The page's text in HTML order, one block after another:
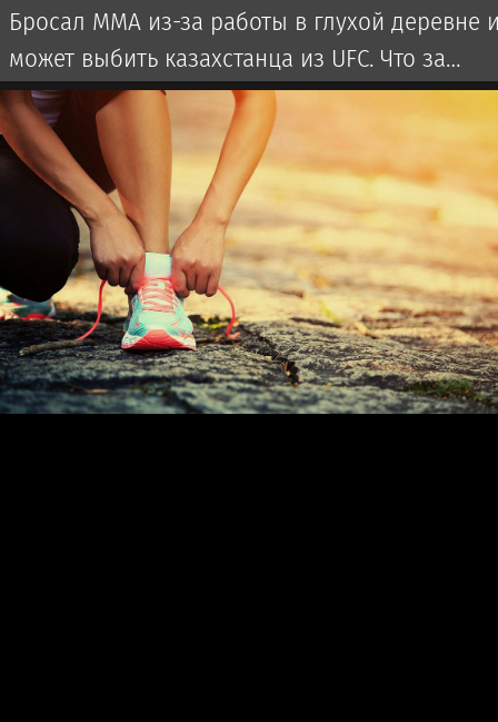
Бросал ММА из-за работы в глухой деревне
может выбить казахстанца из UFC. Что за
боец?